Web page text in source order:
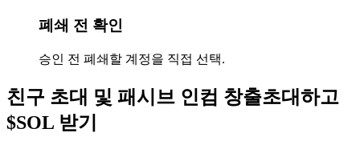
폐쇄 전 확인
승인 전 폐쇄할 계정을 직접 선택.
친구 초대 및 패시브 인컴 창출초대하고
$SOL 받기